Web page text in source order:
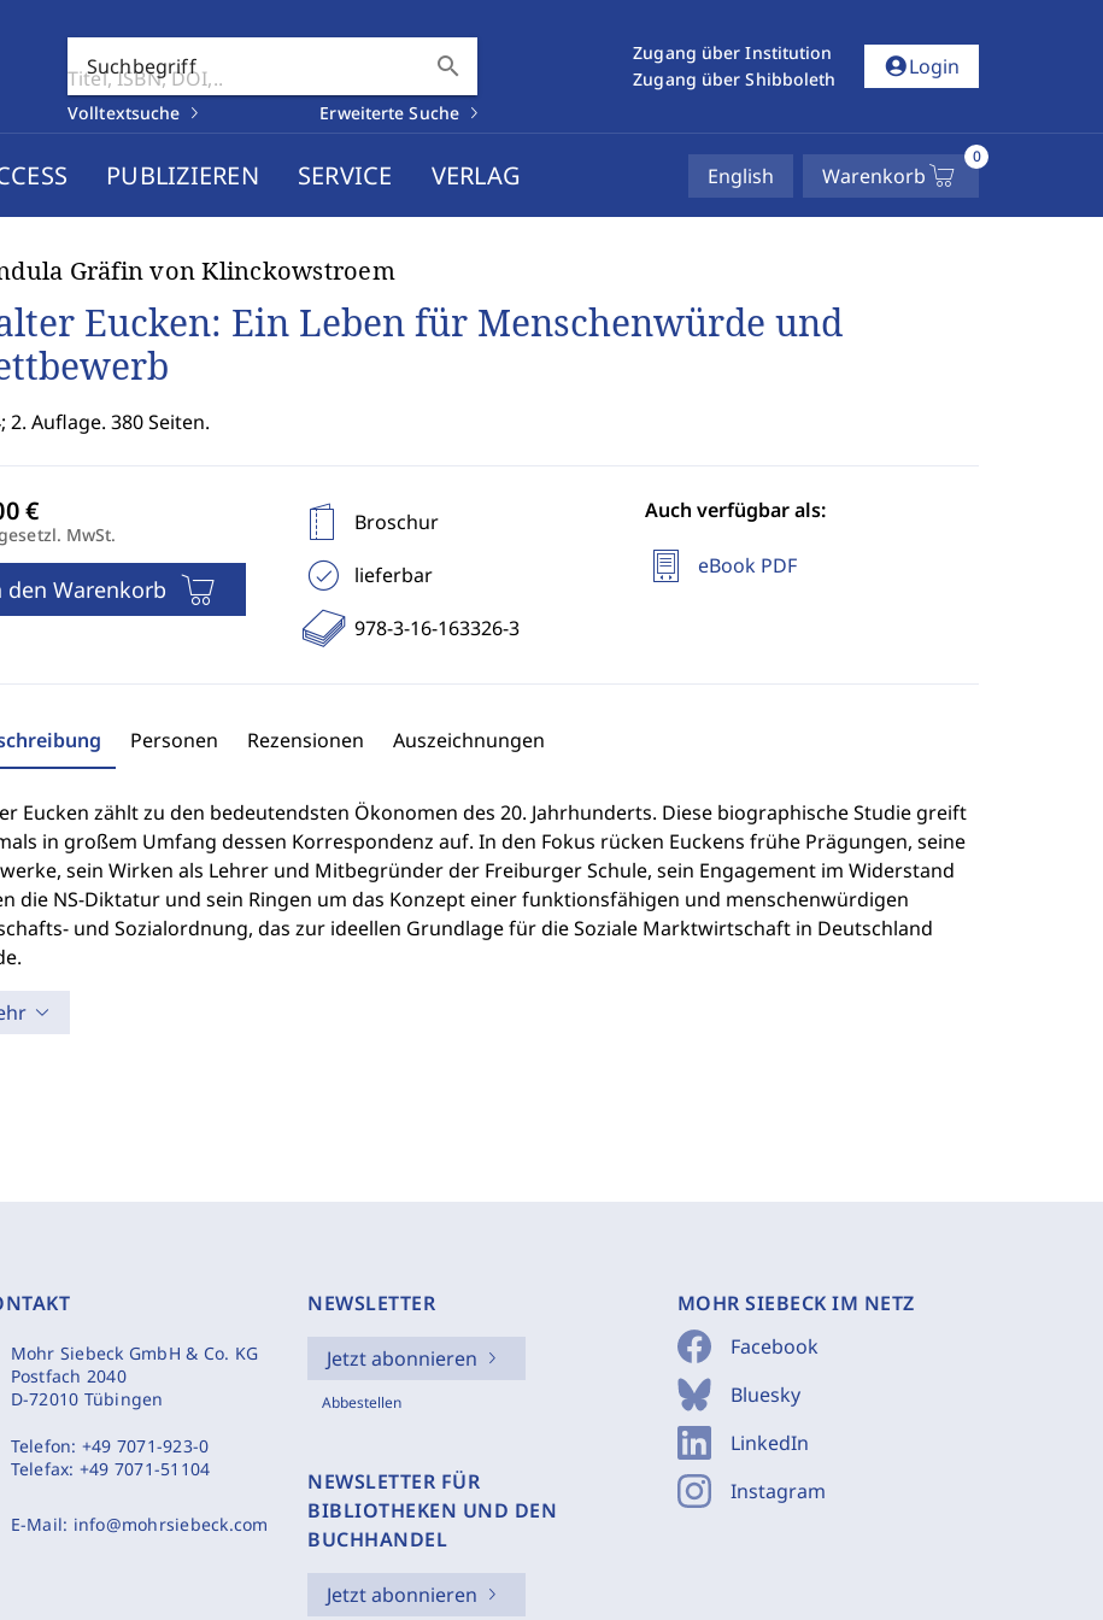
Suchbegriff search
Volltextsuche Erweiterte Suche
Zugang über Institution
Zugang über Shibboleth
account_circleLogin
PUBLIZIEREN SERVICE VERLAG English Warenkorb
0
Gräfin von Klinckowstroem
Eucken: Ein Leben für Menschenwürde und
2. Auflage. 380 Seiten.
MwSt.
den Warenkorb
Broschur
lieferbar
978-3-16-163326-3
Auch verfügbar als:
eBook PDF
Personen Rezensionen Auszeichnungen
Eucken zählt zu den bedeutendsten Ökonomen des 20. Jahrhunderts. Diese biographische Studie greift
in großem Umfang dessen Korrespondenz auf. In den Fokus rücken Euckens frühe Prägungen, seine
sein Wirken als Lehrer und Mitbegründer der Freiburger Schule, sein Engagement im Widerstand
die NS-Diktatur und sein Ringen um das Konzept einer funktionsfähigen und menschenwürdigen
und Sozialordnung, das zur ideellen Grundlage für die Soziale Marktwirtschaft in Deutschland
Mohr Siebeck GmbH & Co. KG
Postfach 2040
D-72010 Tübingen
Telefon: +49 7071-923-0
Telefax: +49 7071-51104
E-Mail: info@mohrsiebeck.com
NEWSLETTER
Jetzt abonnieren
Abbestellen
NEWSLETTER FÜR
BIBLIOTHEKEN UND DEN
BUCHHANDEL
Jetzt abonnieren
MOHR SIEBECK IM NETZ
Facebook
Bluesky
LinkedIn
Instagram